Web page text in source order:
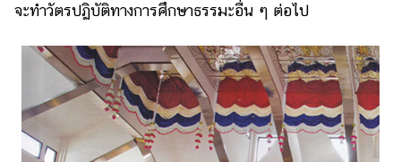
จะทำวัตรปฏิบัติทางการศึกษาธรรมะอื่น ๆ ต่อไป